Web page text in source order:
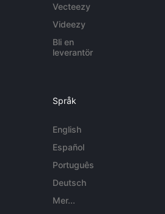
Vecteezy
Videezy
Bli en
leverantör
Språk
English
Español
Português
Deutsch
Mer...